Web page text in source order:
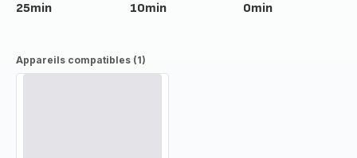
25min 10min 0min
Appareils compatibles (1)